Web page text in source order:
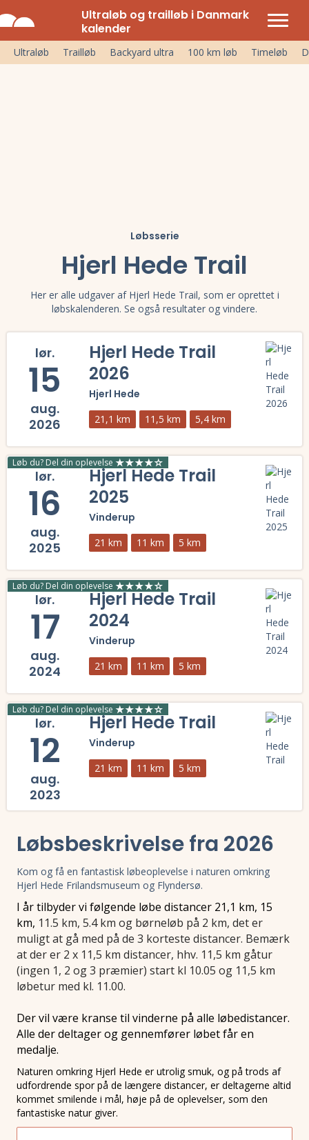
Ultraløb og trailløb i Danmark
kalender
Ultraløb Trailløb Backyard ultra 100 km løb Timeløb
Løbsserie
Hjerl Hede Trail
Her er alle udgaver af Hjerl Hede Trail, som er oprettet i
løbskalenderen. Se også resultater og vindere.
lør.
15
aug.
2026
Hjerl Hede Trail
2026
Hjerl Hede
21,1 km 11,5 km 5,4 km
Løb du? Del din oplevelse
lør.
16
aug.
2025
Hjerl Hede Trail
2025
Vinderup
21 km 11 km 5 km
Løb du? Del din oplevelse
lør.
17
aug.
2024
Hjerl Hede Trail
2024
Vinderup
21 km 11 km 5 km
Løb du? Del din oplevelse
lør.
12
aug.
2023
Hjerl Hede Trail
Vinderup
21 km 11 km 5 km
Løbsbeskrivelse fra 2026
Kom og få en fantastisk løbeoplevelse i naturen omkring
Hjerl Hede Frilandsmuseum og Flyndersø.
I år tilbyder vi følgende løbe distancer 21,1 km, 15
km, 11.5 km, 5.4 km og børneløb på 2 km, det er
muligt at gå med på de 3 korteste distancer. Bemærk
at der er 2 x 11,5 km distancer, hhv. 11,5 km gåtur
(ingen 1, 2 og 3 præmier) start kl 10.05 og 11,5 km
løbetur med kl. 11.00.
Der vil være kranse til vinderne på alle løbedistancer.
Alle der deltager og gennemfører løbet får en
medalje.
Naturen omkring Hjerl Hede er utrolig smuk, og på trods af
udfordrende spor på de længere distancer, er deltagerne altid
kommet smilende i mål, høje på de oplevelser, som den
fantastiske natur giver.